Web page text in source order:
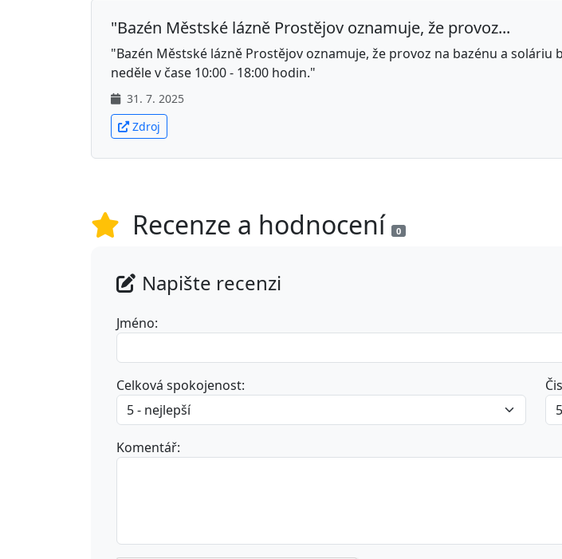
"Bazén Městské lázně Prostějov oznamuje, že provoz...
"Bazén Městské lázně Prostějov oznamuje, že provoz na bazénu a
neděle v čase 10:00 - 18:00 hodin."
31. 7. 2025
Zdroj
Recenze a hodnocení 0
Napište recenzi
Jméno:
Celková spokojenost:
Komentář: